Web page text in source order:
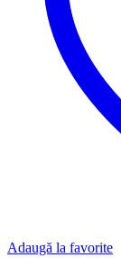
Adaugă la favorite